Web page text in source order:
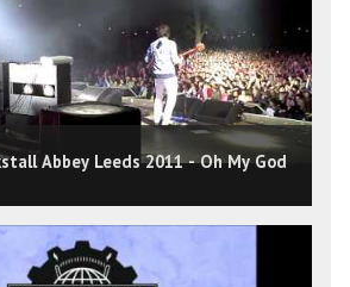
Abbey Leeds 2011 - Oh My God